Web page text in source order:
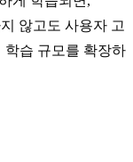
않고도 사용자 고
학습 규모를 확장하